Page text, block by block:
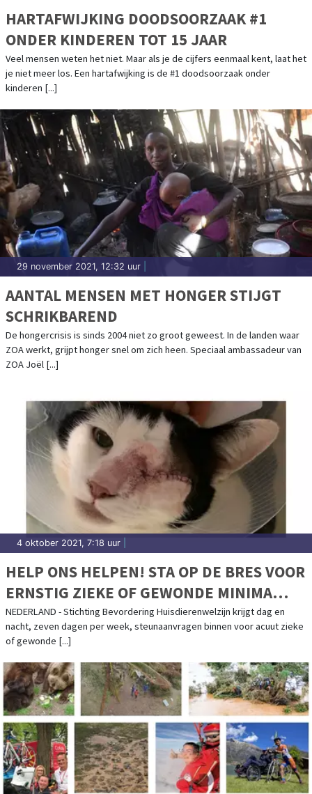
HARTAFWIJKING DOODSOORZAAK #1
ONDER KINDEREN TOT 15 JAAR
Veel mensen weten het niet. Maar als je de cijfers eenmaal kent, laat het
je niet meer los. Een hartafwijking is de #1 doodsoorzaak onder
kinderen [...]
29 november 2021, 12:32 uur
AANTAL MENSEN MET HONGER STIJGT
SCHRIKBAREND
De hongercrisis is sinds 2004 niet zo groot geweest. In de landen waar
ZOA werkt, grijpt honger snel om zich heen. Speciaal ambassadeur van
ZOA Joël [...]
4 oktober 2021, 7:18 uur
HELP ONS HELPEN! STA OP DE BRES VOOR
ERNSTIG ZIEKE OF GEWONDE MINIMA
HUISDIEREN
NEDERLAND - Stichting Bevordering Huisdierenwelzijn krijgt dag en
nacht, zeven dagen per week, steunaanvragen binnen voor acuut zieke
of gewonde [...]